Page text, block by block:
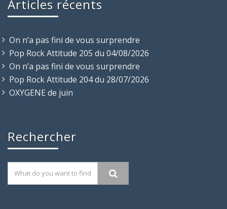
Articles récents
On n’a pas fini de vous surprendre
Pop Rock Attitude 205 du 04/08/2026
On n’a pas fini de vous surprendre
Pop Rock Attitude 204 du 28/07/2026
OXYGENE de juin
Rechercher